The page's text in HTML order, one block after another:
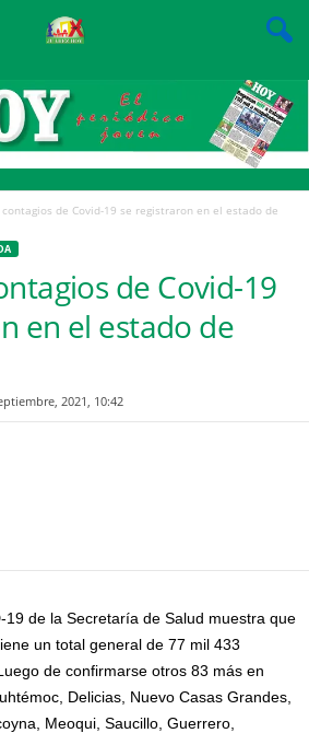
de Covid-19 se registraron en el estado de
de Covid-19
en el estado de
2021, 10:42
19 de la Secretaría de Salud muestra que
un total general de 77 mil 433
de confirmarse otros 83 más en
Delicias, Nuevo Casas Grandes,
Meoqui, Saucillo, Guerrero,